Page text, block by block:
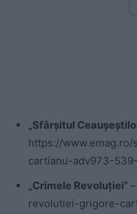
„Sfârșitul
https://
cartianu-adv973-
„Crimele Revoluției”
revolutiei-grigore-